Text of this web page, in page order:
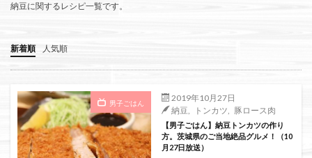
納豆に関するレシピ一覧です。
新着順 人気順
男子ごはん
2019年10月27日
納豆
トンカツ 豚ロース肉
【男子ごはん】納豆トンカツの作り
方。茨城県のご当地絶品グルメ！（10
月27日放送）
Warning: Use of undefined constant 番組 - assumed '番組' (this will
throw an Error in a future version of PHP) in
/home/xs111inc/wadai.info/public_html/wp-content/themes/the-
thor-child/searchform-refine.php on line41